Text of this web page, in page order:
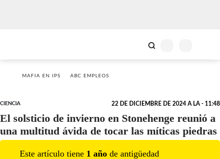
MAFIA EN IPS ABC EMPLEOS
CIENCIA 22 DE DICIEMBRE DE 2024 A LA - 11:48
El solsticio de invierno en Stonehenge reunió a
una multitud ávida de tocar las míticas piedras
Este artículo tiene 1 año de antigüedad